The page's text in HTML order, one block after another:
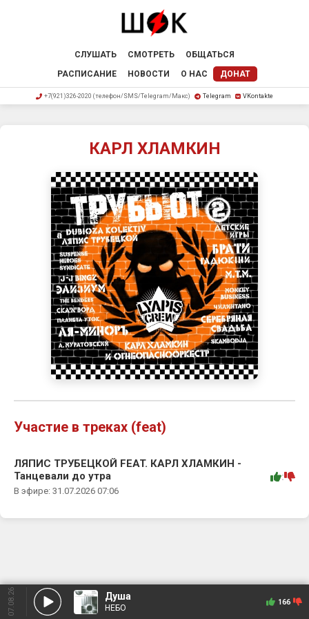
СЛУШАТЬ СМОТРЕТЬ
ОБЩАТЬСЯ
РАСПИСАНИЕ
НОВОСТИ О НАС ДОНАТ
+7(921)326-2020 (телефон/SMS/Telegram/Макс) Telegram VKontakte
КАРЛ ХЛАМКИН
Участие в треках (feat)
ЛЯПИС ТРУБЕЦКОЙ FEAT. КАРЛ ХЛАМКИН -
Танцевали до утра
В эфире: 31.07.2026 07:06
:
07.08.26 Душа
НЕБО
166